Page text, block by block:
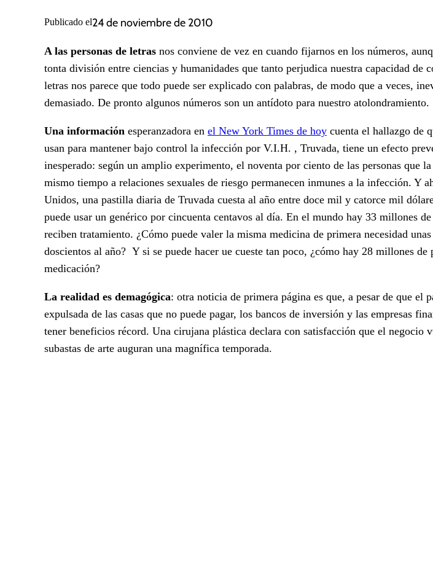
Publicado el24 de noviembre de 2010
A las personas de letras nos conviene de vez en cuando fijarnos en los números,
tonta división entre ciencias y humanidades que tanto perjudica nuestra capacidad de
letras nos parece que todo puede ser explicado con palabras, de modo que a veces,
demasiado. De pronto algunos números son un antídoto para nuestro atolondramiento.
Una información esperanzadora en el New York Times de hoy cuenta el hallazgo de
usan para mantener bajo control la infección por V.I.H. , Truvada, tiene un efecto
inesperado: según un amplio experimento, el noventa por ciento de las personas que
mismo tiempo a relaciones sexuales de riesgo permanecen inmunes a la infección. Y
Unidos, una pastilla diaria de Truvada cuesta al año entre doce mil y catorce mil
puede usar un genérico por cincuenta centavos al día. En el mundo hay 33 millones
reciben tratamiento. ¿Cómo puede valer la misma medicina de primera necesidad
doscientos al año? Y si se puede hacer ue cueste tan poco, ¿cómo hay 28 millones de
medicación?
La realidad es demagógica: otra noticia de primera página es que, a pesar de que el
expulsada de las casas que no puede pagar, los bancos de inversión y las empresas
tener beneficios récord. Una cirujana plástica declara con satisfacción que el negocio
subastas de arte auguran una magnífica temporada.